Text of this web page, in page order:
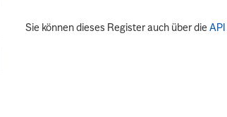
Sie können dieses Register auch über dieAPI